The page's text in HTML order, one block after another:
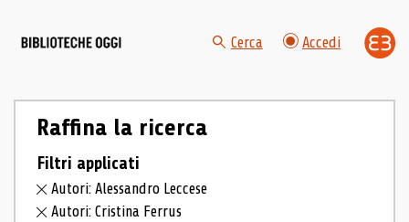
Cerca Accedi
Raffina la ricerca
Filtri applicati
Autori: Alessandro Leccese
Autori: Cristina Ferrus